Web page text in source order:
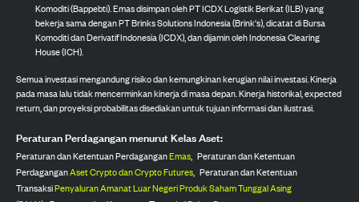
Komoditi (Bappebti). Emas disimpan oleh PT ICDX Logistik Berikat (ILB) yang
bekerja sama dengan PT Brinks Solutions Indonesia (Brink's), dicatat di Bursa
Komoditi dan Derivatif Indonesia (ICDX), dan dijamin oleh Indonesia Clearing
House (ICH).
Semua investasi mengandung risiko dan kemungkinan kerugian nilai investasi. Kinerja
pada masa lalu tidak mencerminkan kinerja di masa depan. Kinerja historikal, expected
return, dan proyeksi probabilitas disediakan untuk tujuan informasi dan ilustrasi.
Peraturan Perdagangan menurut Kelas Aset:
Peraturan dan Ketentuan PerdaganganEmas, Peraturan dan Ketentuan
PerdaganganAset Crypto dan Crypto Futures, Peraturan dan Ketentuan
TransaksiPenyaluran Amanat Luar Negeri Produk Saham Tunggal Asing